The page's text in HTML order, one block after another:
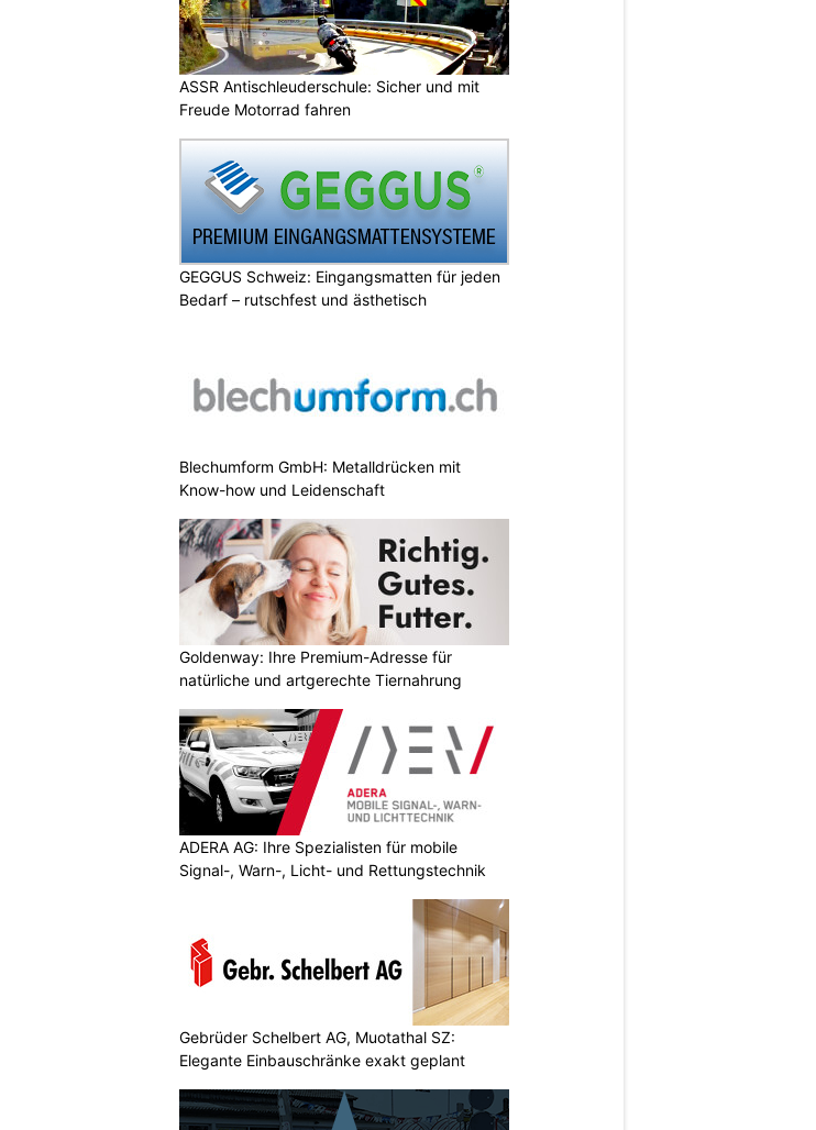
ASSR Antischleuderschule: Sicher und mit
Freude Motorrad fahren
GEGGUS Schweiz: Eingangsmatten für jeden
Bedarf – rutschfest und ästhetisch
Blechumform GmbH: Metalldrücken mit
Know-how und Leidenschaft
Goldenway: Ihre Premium-Adresse für
natürliche und artgerechte Tiernahrung
ADERA AG: Ihre Spezialisten für mobile
Signal-, Warn-, Licht- und Rettungstechnik
Gebrüder Schelbert AG, Muotathal SZ:
Elegante Einbauschränke exakt geplant